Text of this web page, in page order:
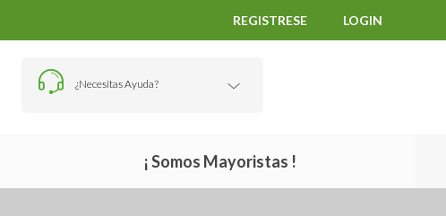
REGISTRESE LOGIN
¿Necesitas Ayuda?
¡ Somos Mayoristas !